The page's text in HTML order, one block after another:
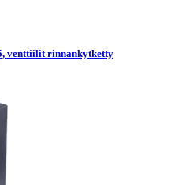
venttiilit rinnankytketty